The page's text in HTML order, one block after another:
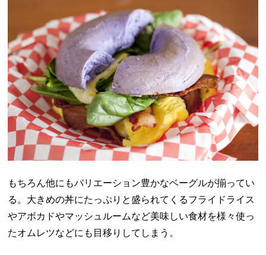
もちろん他にもバリエーション豊かなベーグルが揃ってい
る。大きめの丼にたっぷりと盛られてくるフライドライス
やアボカドやマッシュルームなど美味しい食材を様々使っ
たオムレツなどにも目移りしてしまう。